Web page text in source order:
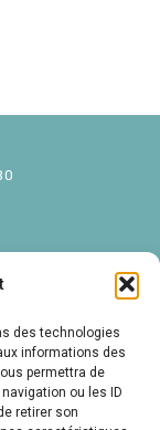
des technologies
informations des
permettra de
ou les ID
retirer son